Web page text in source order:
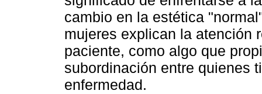
cambio en la estética
mujeres explican la atención
paciente, como algo que
subordinación entre quienes
enfermedad.